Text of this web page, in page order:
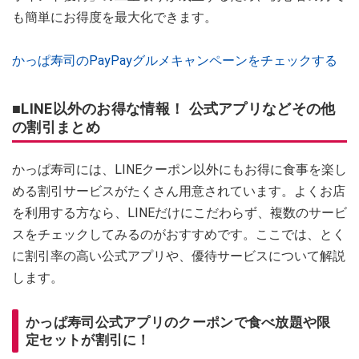
も簡単にお得度を最大化できます。
かっぱ寿司のPayPayグルメキャンペーンをチェックする
■LINE以外のお得な情報！ 公式アプリなどその他
の割引まとめ
かっぱ寿司には、LINEクーポン以外にもお得に食事を楽し
める割引サービスがたくさん用意されています。よくお店
を利用する方なら、LINEだけにこだわらず、複数のサービ
スをチェックしてみるのがおすすめです。ここでは、とく
に割引率の高い公式アプリや、優待サービスについて解説
します。
かっぱ寿司公式アプリのクーポンで食べ放題や限
定セットが割引に！